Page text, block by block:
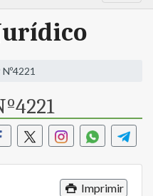
Imprimir